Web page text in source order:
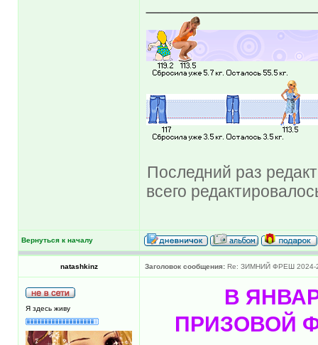
Последний раз
всего
Вернуться к началу
natashkinz Заголовок сообщения: Re: ЗИМНИЙ ФРЕШ
Я здесь живу
В
ПРИЗОВОЙ